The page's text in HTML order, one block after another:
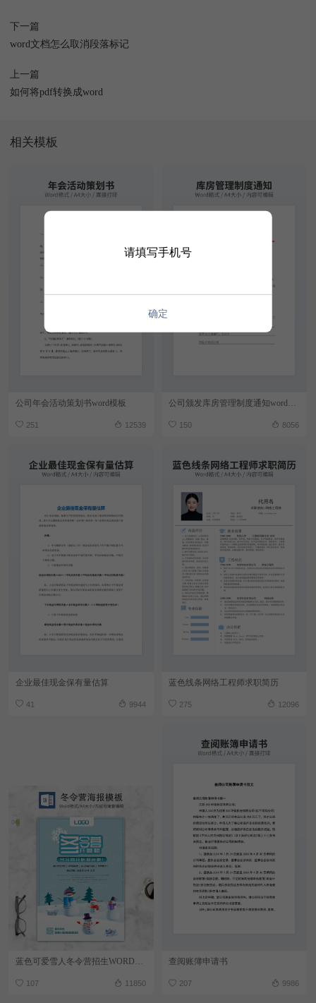
下一篇
word文档怎么取消段落标记
上一篇
如何将pdf转换成word
相关模板
公司年会活动策划书word模板
251 12539 150 8056
企业最佳现金保有量估算
41 9944
蓝色线条网络工程师求职简历
275 12096
蓝色可爱雪人冬令营招生WORD海报
107 11850
查阅账簿申请书
207 9986
请填写手机号
确定